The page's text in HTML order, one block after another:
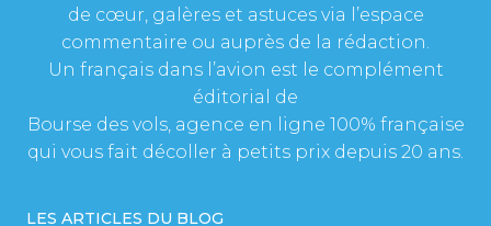
de cœur, galères et astuces via l’espace
commentaire ou auprès de la rédaction.
Un français dans l’avion est le complément
éditorial de
Bourse des vols, agence en ligne 100% française
qui vous fait décoller à petits prix depuis 20 ans.
LES ARTICLES DU BLOG